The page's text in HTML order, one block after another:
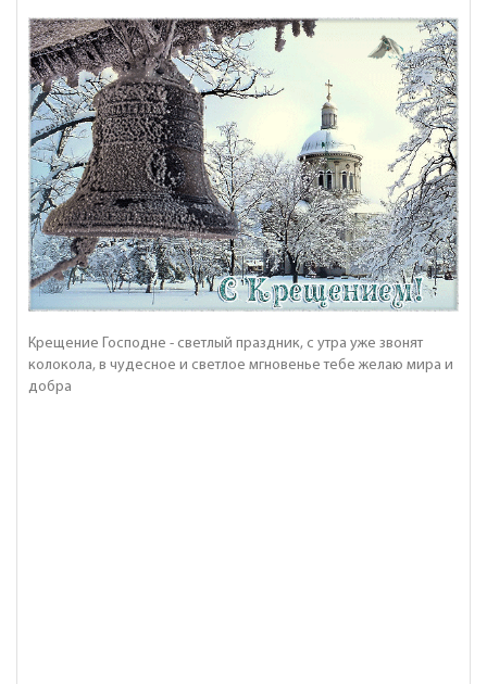
Крещение Господне - светлый праздник, с утра уже звонят
колокола, в чудесное и светлое мгновенье тебе желаю мира и
добра